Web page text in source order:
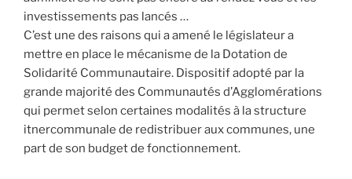
investissements pas lancés …
C’est une des raisons qui a amené le législateur a
mettre en place le mécanisme de la Dotation de
Solidarité Communautaire. Dispositif adopté par la
grande majorité des Communautés d’Agglomérations
qui permet selon certaines modalités à la structure
itnercommunale de redistribuer aux communes, une
part de son budget de fonctionnement.